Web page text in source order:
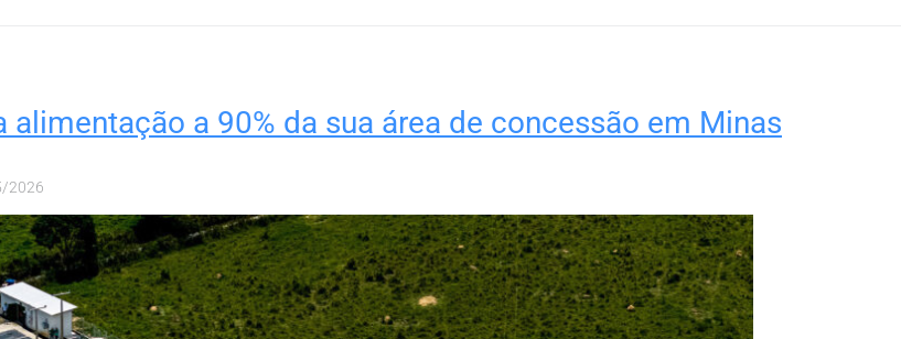
a 90% da sua área de concessão em Minas
2026